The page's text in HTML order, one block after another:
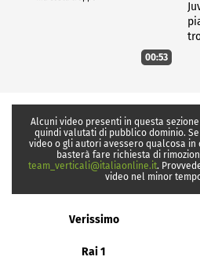
00:53
Alcuni video presenti in questa
quindi valutati di pubblico dominio.
video o gli autori avessero qualcosa
basterà fare richiesta di
team_verticali@italiaonline.it.
video nel minor
Verissimo
Rai 1